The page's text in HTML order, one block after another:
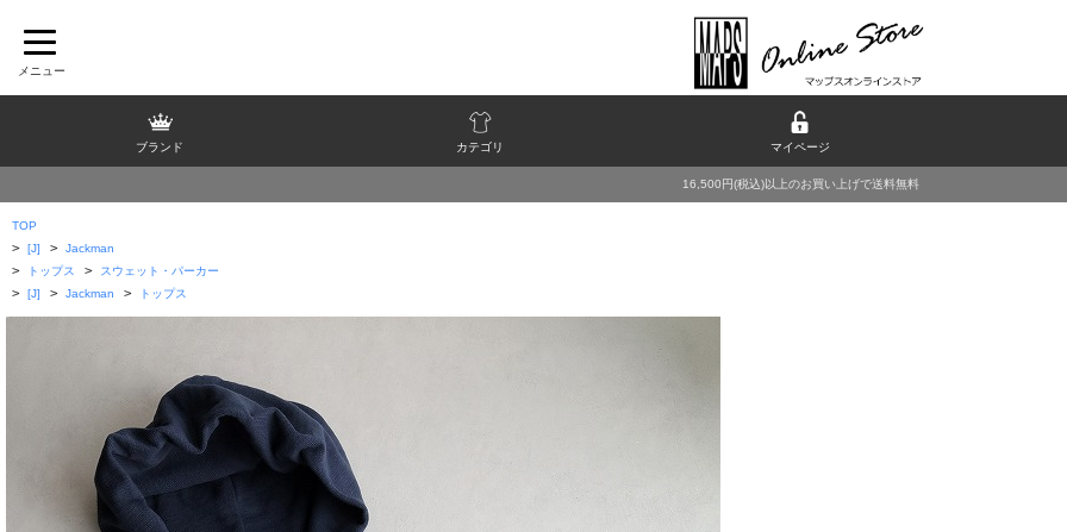
ブランド カテゴリ マイページ
16,500円(税込)以上のお買い上げで送料無料
TOP
> [J] > Jackman
> トップス > スウェット・パーカー
> [J] > Jackman > トップス